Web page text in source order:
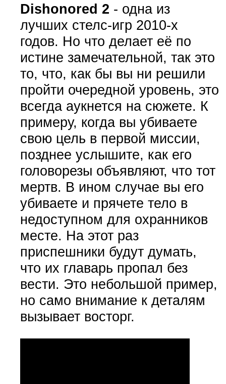
Dishonored 2 - одна из
лучших стелс-игр 2010-х
годов. Но что делает её по
истине замечательной, так это
то, что, как бы вы ни решили
пройти очередной уровень, это
всегда аукнется на сюжете. К
примеру, когда вы убиваете
свою цель в первой миссии,
позднее услышите, как его
головорезы объявляют, что тот
мертв. В ином случае вы его
убиваете и прячете тело в
недоступном для охранников
месте. На этот раз
приспешники будут думать,
что их главарь пропал без
вести. Это небольшой пример,
но само внимание к деталям
вызывает восторг.